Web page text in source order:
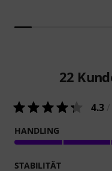
22
4.3
HANDLING
STABILITÄT